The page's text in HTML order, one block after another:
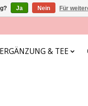
& TEE
Ja Nein Für